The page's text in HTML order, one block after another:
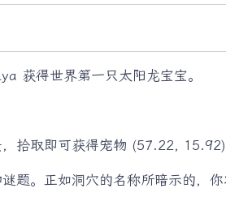
获得世界第一只太阳龙宝宝。
拾取即可获得宠物 (57.22, 15.92)
题。正如洞穴的名称所暗示的，